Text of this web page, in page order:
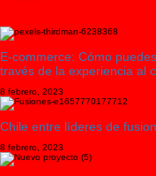
E-commerce: Cómo
través de la experiencia al
8 febrero, 2023
Chile entre líderes de
8 febrero, 2023